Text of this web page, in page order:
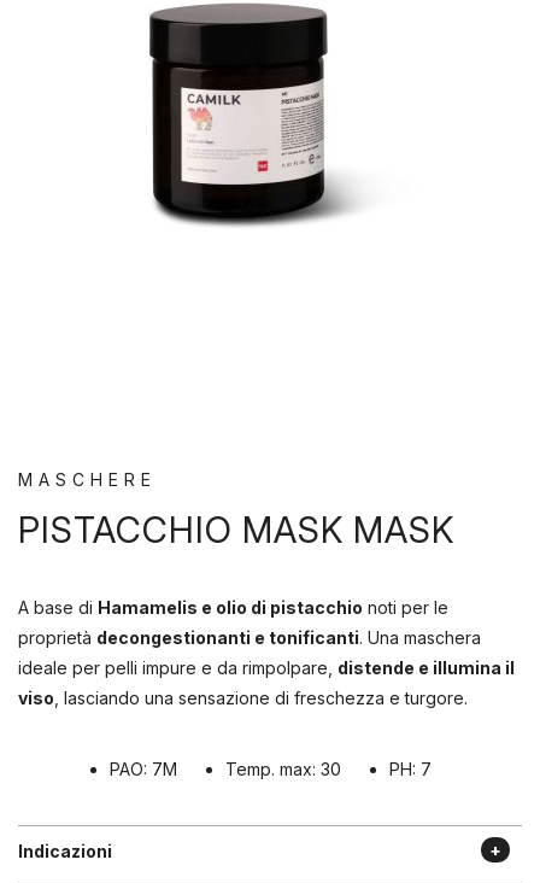
MASCHERE
PISTACCHIO MASK MASK
A base di Hamamelis e olio di pistacchio noti per le
proprietà decongestionanti e tonificanti. Una maschera
ideale per pelli impure e da rimpolpare, distende e illumina il
viso , lasciando una sensazione di freschezza e turgore.
PAO: 7M Temp. max: 30 PH: 7
Indicazioni